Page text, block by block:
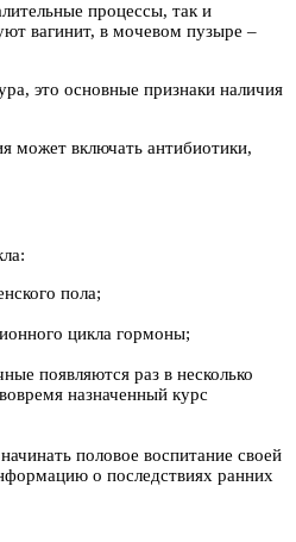
процессы, так и
вагинит, в мочевом пузыре –
это основные признаки наличия
может включать антибиотики,
пола;
цикла гормоны;
появляются раз в несколько
назначенный курс
половое воспитание своей
о последствиях ранних